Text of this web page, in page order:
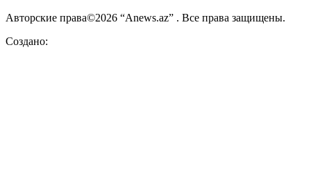
Авторские права©2026 “Anews.az” . Все права защищены.
Создано: